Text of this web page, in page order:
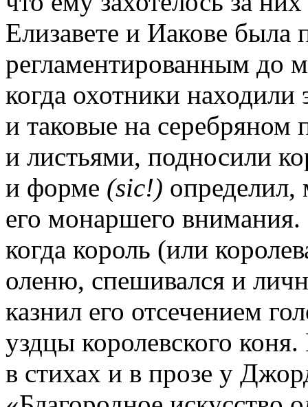
Елизавете и Иакове
регламентированным до
когда охотники
и таковые на
и листьями, подносили
и форме (sic!) определил,
его монаршего
когда король (или
оленю, спешивался и
казнил его отсечением
уздцы королевского
в стихах и в прозе у